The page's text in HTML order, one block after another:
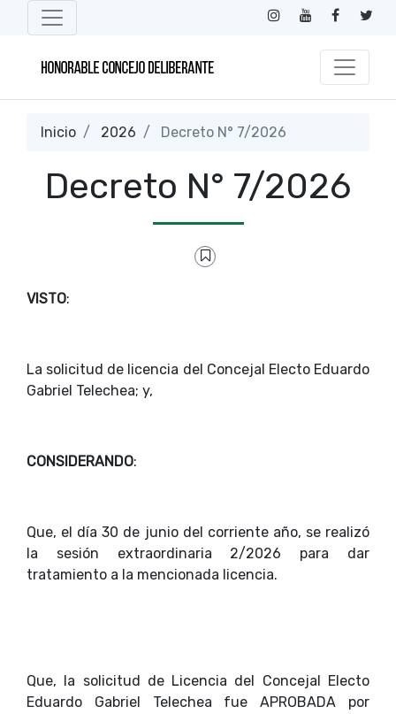
Inicio 2026 Decreto N° 7/2026
Decreto N° 7/2026
VISTO:
La solicitud de licencia del Concejal Electo Eduardo
Gabriel Telechea; y,
CONSIDERANDO:
Que, el día 30 de junio del corriente año, se realizó
la sesión extraordinaria 2/2026 para dar
tratamiento a la mencionada licencia.
Que, la solicitud de Licencia del Concejal Electo
Eduardo Gabriel Telechea fue APROBADA por